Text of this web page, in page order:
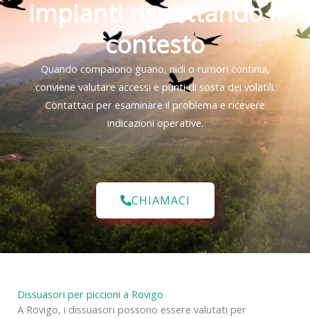
impianti rispettando il
contesto
Quando compaiono guano, nidi o rumori continui,
conviene valutare accessi e punti di sosta dei volatili.
Contattaci per esaminare il problema e ricevere
indicazioni operative.
CHIAMACI
Dissuasori per piccioni a Rovigo
A Rovigo, i dissuasori possono essere valutati per